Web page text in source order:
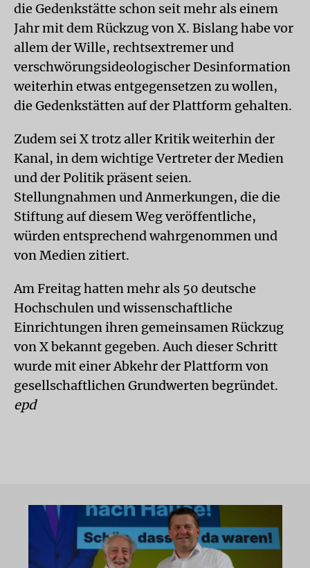
die Gedenkstätte schon seit mehr als einem
Jahr mit dem Rückzug von X. Bislang habe vor
allem der Wille, rechtsextremer und
verschwörungsideologischer Desinformation
weiterhin etwas entgegensetzen zu wollen,
die Gedenkstätten auf der Plattform gehalten.
Zudem sei X trotz aller Kritik weiterhin der
Kanal, in dem wichtige Vertreter der Medien
und der Politik präsent seien.
Stellungnahmen und Anmerkungen, die die
Stiftung auf diesem Weg veröffentliche,
würden entsprechend wahrgenommen und
von Medien zitiert.
Am Freitag hatten mehr als 50 deutsche
Hochschulen und wissenschaftliche
Einrichtungen ihren gemeinsamen Rückzug
von X bekannt gegeben. Auch dieser Schritt
wurde mit einer Abkehr der Plattform von
gesellschaftlichen Grundwerten begründet.
epd